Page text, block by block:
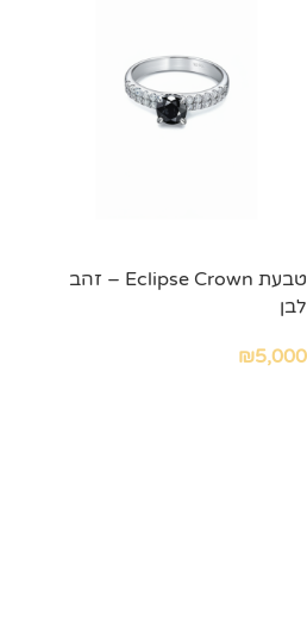
טבעת Eclipse Crown – זהב
לבן
₪5,000